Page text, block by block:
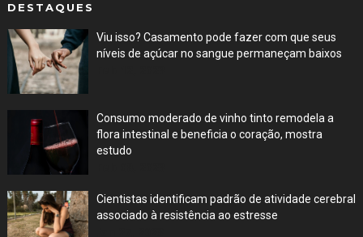
DESTAQUES
Viu isso? Casamento pode fazer com que seus
níveis de açúcar no sangue permaneçam baixos
Consumo moderado de vinho tinto remodela a
flora intestinal e beneficia o coração, mostra
estudo
Cientistas identificam padrão de atividade cerebral
associado à resistência ao estresse